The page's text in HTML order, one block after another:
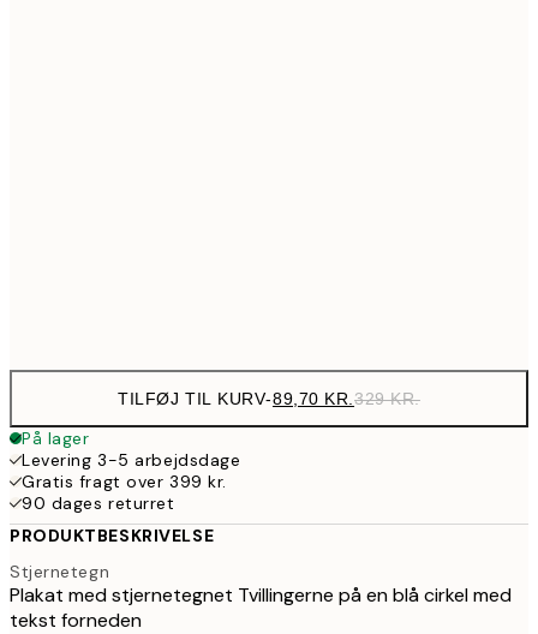
TILFØJ TIL KURV-89,70 KR.329 KR.
På lager
Levering 3-5 arbejdsdage
Gratis fragt over 399 kr.
90 dages returret
PRODUKTBESKRIVELSE
Stjernetegn
Plakat med stjernetegnet Tvillingerne på en blå cirkel med
tekst forneden